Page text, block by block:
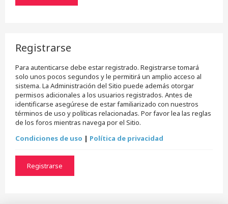
Registrarse
Para autenticarse debe estar registrado. Registrarse tomará
solo unos pocos segundos y le permitirá un amplio acceso al
sistema. La Administración del Sitio puede además otorgar
permisos adicionales a los usuarios registrados. Antes de
identificarse asegúrese de estar familiarizado con nuestros
términos de uso y políticas relacionadas. Por favor lea las reglas
de los foros mientras navega por el Sitio.
Condiciones de uso | Política de privacidad
Registrarse